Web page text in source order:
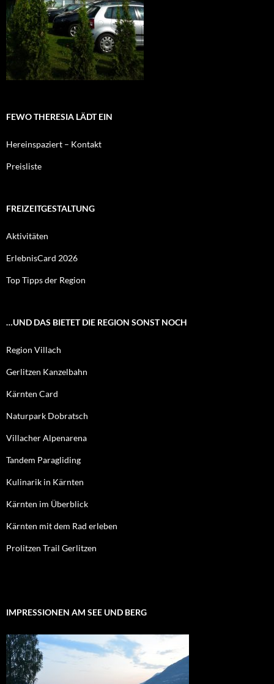
FEWO THERESIA LÄDT EIN
Hereinspaziert – Kontakt
Preisliste
FREIZEITGESTALTUNG
Aktivitäten
ErlebnisCard 2026
Top Tipps der Region
…UND DAS BIETET DIE REGION SONST NOCH
Region Villach
Gerlitzen Kanzelbahn
Kärnten Card
Naturpark Dobratsch
Villacher Alpenarena
Tandem Paragliding
Kulinarik in Kärnten
Kärnten im Überblick
Kärnten mit dem Rad erleben
Prolitzen Trail Gerlitzen
IMPRESSIONEN AM SEE UND BERG